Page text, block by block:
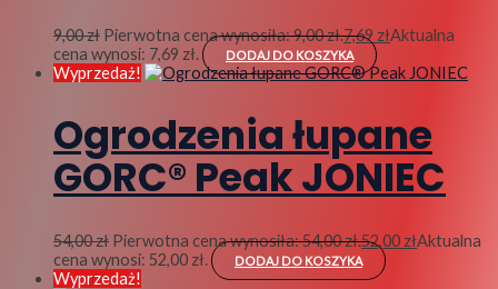
9,00zł Pierwotna cena wynosiła: 9,00 zł.7,69 złAktualna
cena wynosi: 7,69 zł.
DODAJ DO KOSZYKA
Wyprzedaż!
Ogrodzenia łupane
GORC® Peak JONIEC
54,00zł Pierwotna cena wynosiła: 54,00 zł.52,00 złAktualna
cena wynosi: 52,00 zł.
DODAJ DO KOSZYKA
Wyprzedaż!